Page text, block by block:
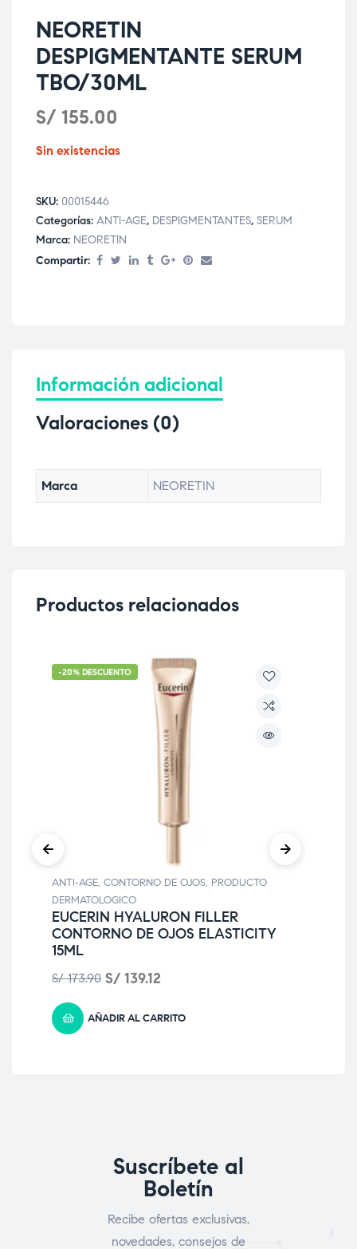
NEORETIN
DESPIGMENTANTE SERUM
TBO/30ML
S/ 155.00
Sin existencias
SKU: 00015446
Categorías: ANTI-AGE, DESPIGMENTANTES, SERUM
Marca: NEORETIN
Compartir:
Información adicional
Valoraciones (0)
Marca NEORETIN
Productos relacionados
-20% DESCUENTO
ANTI-AGE, CONTORNO DE OJOS, PRODUCTO
DERMATOLOGICO
EUCERIN HYALURON FILLER
CONTORNO DE OJOS ELASTICITY
15ML
S/173.90 S/ 139.12
AÑADIR AL CARRITO
Suscríbete al
Boletín
Recibe ofertas exclusivas,
novedades, consejos de